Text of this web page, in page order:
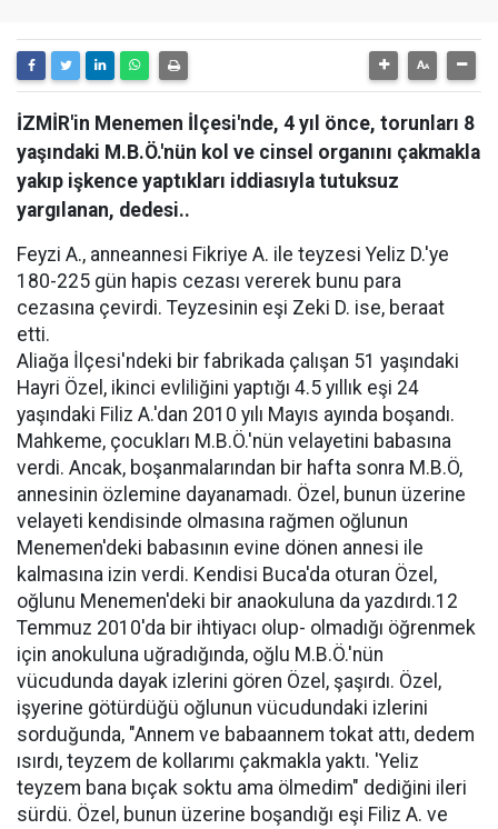
İZMİR'in Menemen İlçesi'nde, 4 yıl önce, torunları 8
yaşındaki M.B.Ö.'nün kol ve cinsel organını çakmakla
yakıp işkence yaptıkları iddiasıyla tutuksuz
yargılanan, dedesi..
Feyzi A., anneannesi Fikriye A. ile teyzesi Yeliz D.'ye
180-225 gün hapis cezası vererek bunu para
cezasına çevirdi. Teyzesinin eşi Zeki D. ise, beraat
etti.
Aliağa İlçesi'ndeki bir fabrikada çalışan 51 yaşındaki
Hayri Özel, ikinci evliliğini yaptığı 4.5 yıllık eşi 24
yaşındaki Filiz A.'dan 2010 yılı Mayıs ayında boşandı.
Mahkeme, çocukları M.B.Ö.'nün velayetini babasına
verdi. Ancak, boşanmalarından bir hafta sonra M.B.Ö,
annesinin özlemine dayanamadı. Özel, bunun üzerine
velayeti kendisinde olmasına rağmen oğlunun
Menemen'deki babasının evine dönen annesi ile
kalmasına izin verdi. Kendisi Buca'da oturan Özel,
oğlunu Menemen'deki bir anaokuluna da yazdırdı.12
Temmuz 2010'da bir ihtiyacı olup- olmadığı öğrenmek
için anokuluna uğradığında, oğlu M.B.Ö.'nün
vücudunda dayak izlerini gören Özel, şaşırdı. Özel,
işyerine götürdüğü oğlunun vücudundaki izlerini
sorduğunda, "Annem ve babaannem tokat attı, dedem
ısırdı, teyzem de kollarımı çakmakla yaktı. 'Yeliz
teyzem bana bıçak soktu ama ölmedim" dediğini ileri
sürdü. Özel, bunun üzerine boşandığı eşi Filiz A. ve